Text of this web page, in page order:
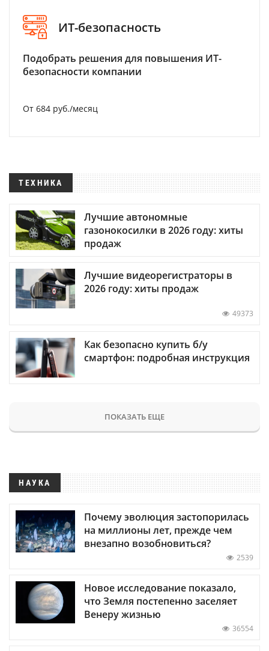
ИТ-безопасность
Подобрать решения для повышения ИТ-
безопасности компании
От 684 руб./месяц
ТЕХНИКА
Лучшие автономные
газонокосилки в 2026 году: хиты
продаж
Лучшие видеорегистраторы в
2026 году: хиты продаж
49373
Как безопасно купить б/у
смартфон: подробная инструкция
ПОКАЗАТЬ ЕЩЕ
НАУКА
Почему эволюция застопорилась
на миллионы лет, прежде чем
внезапно возобновиться?
2539
Новое исследование показало,
что Земля постепенно заселяет
Венеру жизнью
36554